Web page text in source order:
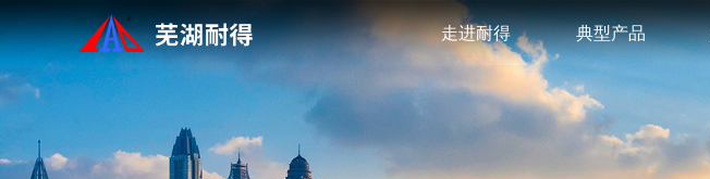
走进耐得 典型产品